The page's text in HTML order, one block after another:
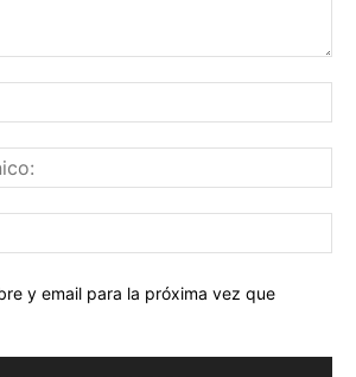
y email para la próxima vez que